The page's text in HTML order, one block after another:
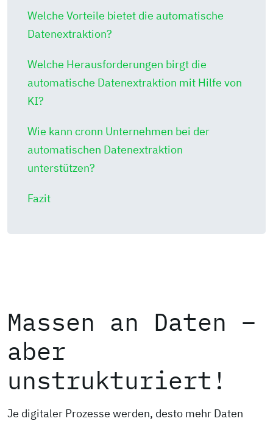
Welche Vorteile bietet die automatische
Datenextraktion?
Welche Herausforderungen birgt die
automatische Datenextraktion mit Hilfe von
KI?
Wie kann cronn Unternehmen bei der
automatischen Datenextraktion
unterstützen?
Fazit
Massen an Daten –
aber
unstrukturiert!
Je digitaler Prozesse werden, desto mehr Daten